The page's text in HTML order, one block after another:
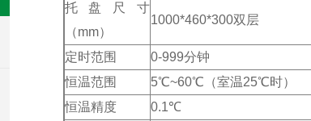
托盘尺寸
（mm）
1000*460*300双层
定时范围
0-999分钟
恒温范围
5℃~60℃（室温25℃时）
恒温精度
0.1℃